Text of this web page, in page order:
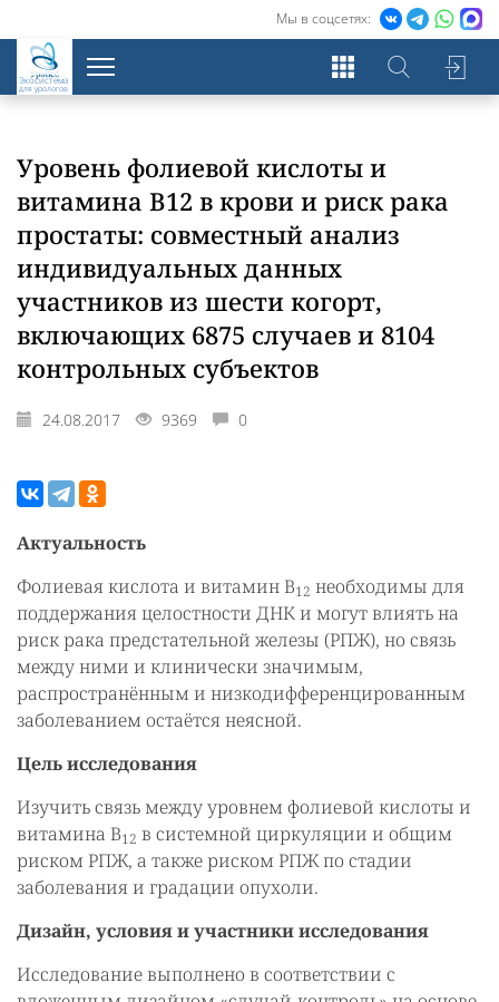
Мы в соцсетях:
Экосистема
для урологов
Уровень фолиевой кислоты и
витамина B12 в крови и риск рака
простаты: совместный анализ
индивидуальных данных
участников из шести когорт,
включающих 6875 случаев и 8104
контрольных субъектов
24.08.2017 9369 0
Актуальность
Фолиевая кислота и витамин B12 необходимы для
поддержания целостности ДНК и могут влиять на
риск рака предстательной железы (РПЖ), но связь
между ними и клинически значимым,
распространённым и низкодифференцированным
заболеванием остаётся неясной.
Цель исследования
Изучить связь между уровнем фолиевой кислоты и
витамина B12 в системной циркуляции и общим
риском РПЖ, а также риском РПЖ по стадии
заболевания и градации опухоли.
Дизайн, условия и участники исследования
Исследование выполнено в соответствии с